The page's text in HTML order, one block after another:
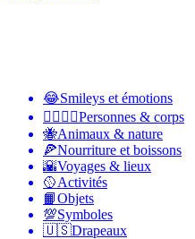
😂Smileys et émotions
👩‍❤️‍💋‍👨Personnes & corps
🐝Animaux & nature
🍕Nourriture et boissons
🌇Voyages & lieux
🥎Activités
📙Objets
💯Symboles
🇺🇸Drapeaux